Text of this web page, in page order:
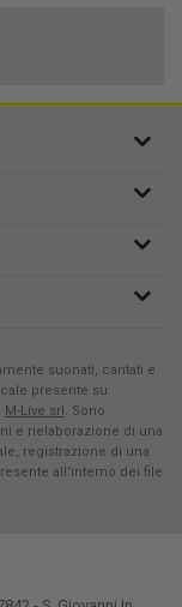
suonati, cantati e
presente su
M-Live srl. Sono
e rielaborazione di una
registrazione di una
all'interno dei file